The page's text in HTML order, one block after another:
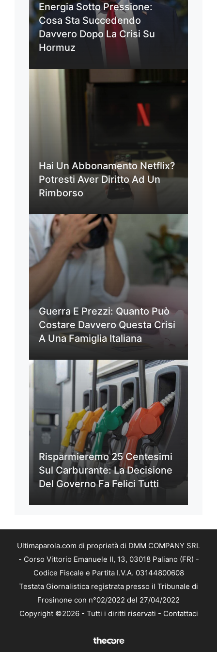
Energia Sotto Pressione:
Cosa Sta Succedendo
Davvero Dopo La Crisi Su
Hormuz
Hai Un Abbonamento Netflix?
Potresti Aver Diritto Ad Un
Rimborso
Guerra E Prezzi: Quanto Può
Costare Davvero Questa Crisi
A Una Famiglia Italiana
Risparmieremo 25 Centesimi
Sul Carburante: La Decisione
Del Governo Fa Felici Tutti
Ultimaparola.com di proprietà di DMM COMPANY SRL
- Corso Vittorio Emanuele II, 13, 03018 Paliano (FR) -
Codice Fiscale e Partita I.V.A. 03144800608
Testata Giornalistica registrata presso il Tribunale di
Frosinone con n°02/2022 del 27/04/2022
Copyright ©2026 - Tutti i diritti riservati - Contattaci